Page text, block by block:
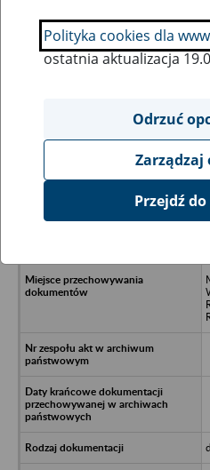
SZUKAJ
Ukryj wszystkie pozycje
Polityka cookies dla
ostatnia aktualizacja
Odrzuć
Zarządzaj
Przejdź